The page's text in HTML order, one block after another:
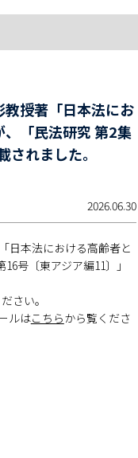
授著「日本法にお
「民法研究 第2集
れました。
2026.06.30
日本法における高齢者と
号〔東アジア編11〕」
さい。
ルはこちらから覧くださ